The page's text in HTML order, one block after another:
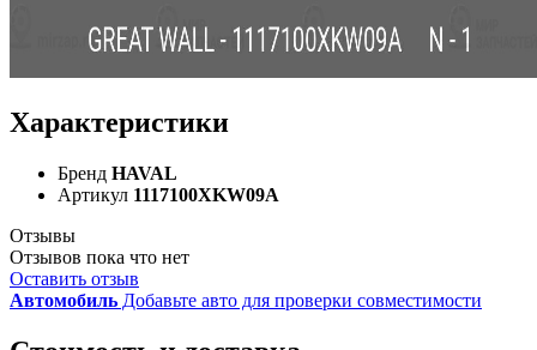
Характеристики
Бренд HAVAL
Артикул 1117100XKW09A
Отзывы
Отзывов пока что нет
Оставить отзыв
Автомобиль Добавьте авто для проверки совместимости